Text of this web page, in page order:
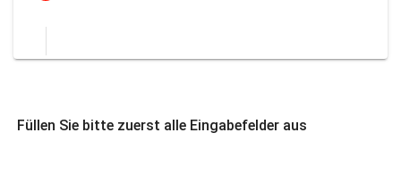
Füllen Sie bitte zuerst alle Eingabefelder aus